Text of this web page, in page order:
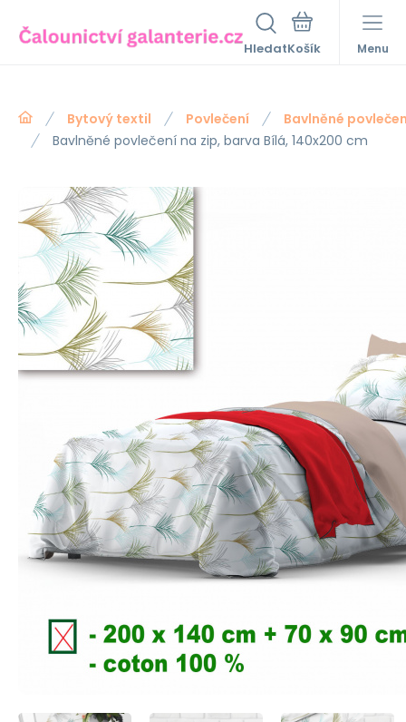
Hledat Menu
Bytový textil Povlečení
Bavlněné
Bavlněné povlečení na zip, barva Bílá, 140x200 cm